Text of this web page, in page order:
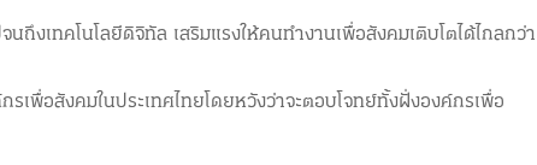
งเทคโนโลยีดิจิทัล เสริมแรงให้คนทำงานเพื่อสังคมเติบโตได้ไกลกว่า
พื่อสังคมในประเทศไทยโดยหวังว่าจะตอบโจทย์ทั้งฝั่งองค์กรเพื่อ